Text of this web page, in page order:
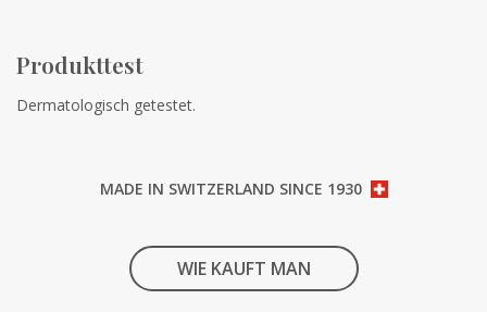
Produkttest
Dermatologisch getestet.
MADE IN SWITZERLAND SINCE 1930
WIE KAUFT MAN